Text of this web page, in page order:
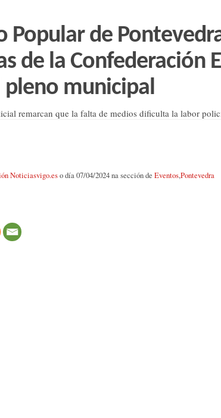
Popular de
de la Confederación
pleno municipal
remarcan que la falta de medios dificulta la labor
Noticiasvigo.eso día 07/04/2024 na sección de Eventos,Pontevedra